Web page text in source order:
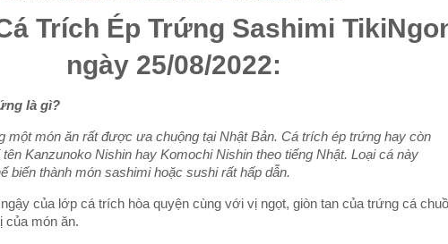
Trích Ép Trứng Sashimi
ngày 25/08/2022:
là gì?
một món ăn rất được ưa chuộng tại Nhật Bản. Cá trích ép trứng hay còn
Kanzunoko Nishin hay Komochi Nishin theo tiếng Nhật. Loại cá này
biến thành món sashimi hoặc sushi rất hấp dẫn.
của lớp cá trích hòa quyện cùng với vị ngọt, giòn tan của trứng cá
của món ăn.